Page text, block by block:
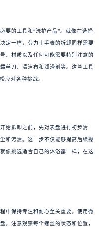
要的工具和“洗护产品”。就像在选择
定一样，劳力士手表的拆卸同样需要
、材质以及任何可能需要特别注意的
丝刀、清洁布和润滑剂等。这些工具
应对各种挑战。
始拆卸之前，先对表盘进行初步清
和污渍。这一步不仅能够提高后续操
像挑选适合自己的沐浴露一样，在这
中保持专注和耐心至关重要。使用微
。注意观察每个螺丝的状态和位置，